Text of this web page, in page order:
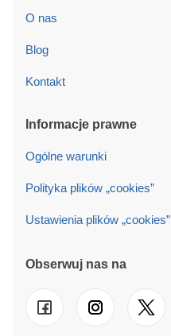
O nas
Blog
Kontakt
Informacje prawne
Ogólne warunki
Polityka plików „cookies”
Ustawienia plików „cookies”
Obserwuj nas na